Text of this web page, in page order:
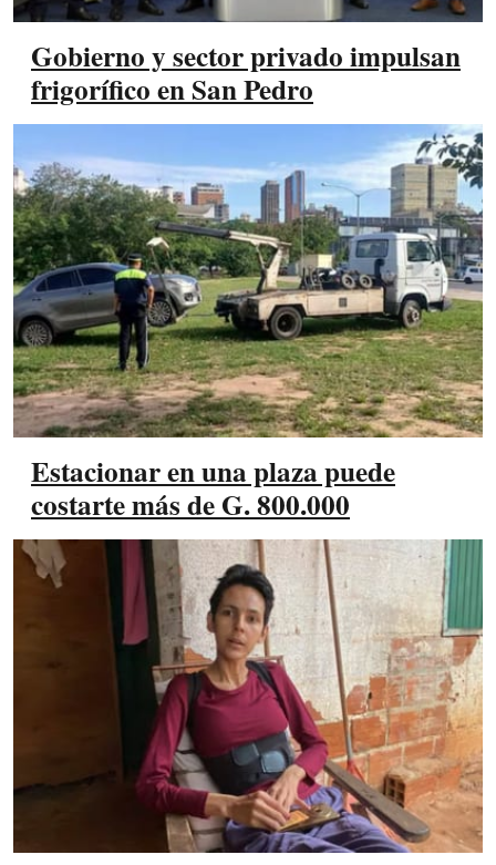
Gobierno y sector privado impulsan
frigorífico en San Pedro
Estacionar en una plaza puede
costarte más de G. 800.000